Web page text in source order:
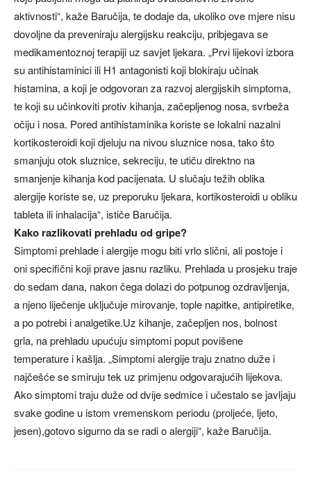
aktivnosti“, kaže Baručija, te dodaje da, ukoliko ove mjere nisu
dovoljne da preveniraju alergijsku reakciju, pribjegava se
medikamentoznoj terapiji uz savjet ljekara. „Prvi lijekovi izbora
su antihistaminici ili H1 antagonisti koji blokiraju učinak
histamina, a koji je odgovoran za razvoj alergijskih simptoma,
te koji su učinkoviti protiv kihanja, začepljenog nosa, svrbeža
očiju i nosa. Pored antihistaminika koriste se lokalni nazalni
kortikosteroidi koji djeluju na nivou sluznice nosa, tako što
smanjuju otok sluznice, sekreciju, te utiču direktno na
smanjenje kihanja kod pacijenata. U slučaju težih oblika
alergije koriste se, uz preporuku ljekara, kortikosteroidi u obliku
tableta ili inhalacija“, ističe Baručija.
Kako razlikovati prehladu od gripe?
Simptomi prehlade i alergije mogu biti vrlo slični, ali postoje i
oni specifični koji prave jasnu razliku. Prehlada u prosjeku traje
do sedam dana, nakon čega dolazi do potpunog ozdravljenja,
a njeno liječenje uključuje mirovanje, tople napitke, antipiretike,
a po potrebi i analgetike.Uz kihanje, začepljen nos, bolnost
grla, na prehladu upućuju simptomi poput povišene
temperature i kašlja. „Simptomi alergije traju znatno duže i
najčešće se smiruju tek uz primjenu odgovarajućih lijekova.
Ako simptomi traju duže od dvije sedmice i učestalo se javljaju
svake godine u istom vremenskom periodu (proljeće, ljeto,
jesen),gotovo sigurno da se radi o alergiji“, kaže Baručija.